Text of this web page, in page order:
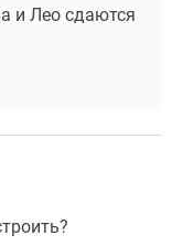
и Лео сдаются